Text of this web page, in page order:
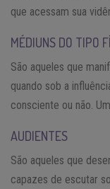
que acessam sua
MÉDIUNS DO TIPO
São aqueles que
quando sob a
consciente ou não.
AUDIENTES
São aqueles que
capazes de escutar